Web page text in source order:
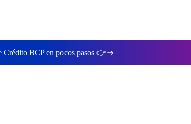
Crédito BCP en pocos pasos 👉